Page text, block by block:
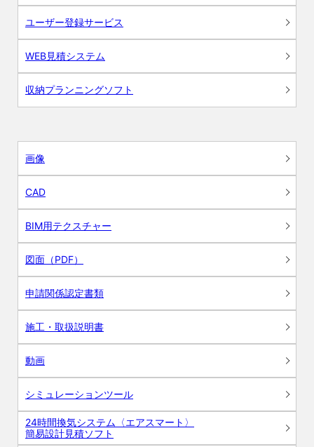
ユーザー登録サービス
WEB見積システム
収納プランニングソフト
画像
CAD
BIM用テクスチャー
図面（PDF）
申請関係認定書類
施工・取扱説明書
動画
シミュレーションツール
24時間換気システム〈エアスマート〉
簡易設計見積ソフト